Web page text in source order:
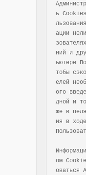
ь
ации
ний и
ьютере
тобы
елей
ого
дной и
же в
ия в
ом
оваться